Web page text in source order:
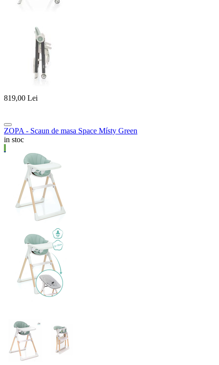
819,00 Lei
ZOPA - Scaun de masa Space Místy Green
in stoc